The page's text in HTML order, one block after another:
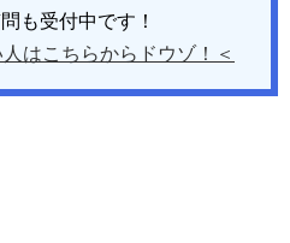
も受付中です！
はこちらからドウゾ！＜